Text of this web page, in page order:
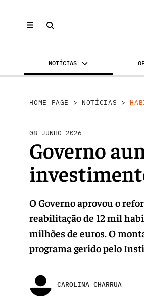
NOTÍCIAS
HOME PAGE > NOTÍCIAS >
08 JUNHO 2026
Governo
O Governo aprovou o
reabilitação de 12 mil
milhões de euros. O
programa gerido pelo
CAROLINA CHARRUA